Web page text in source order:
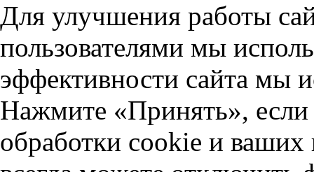
Для улучшения работы
пользователями мы
эффективности сайта мы
Нажмите «Принять», если
обработки cookie и